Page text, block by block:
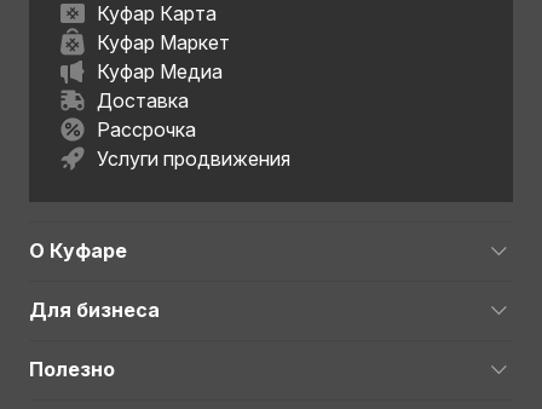
Куфар Карта
Куфар Маркет
Куфар Медиа
Доставка
Рассрочка
Услуги продвижения
О Куфаре
Для бизнеса
Полезно